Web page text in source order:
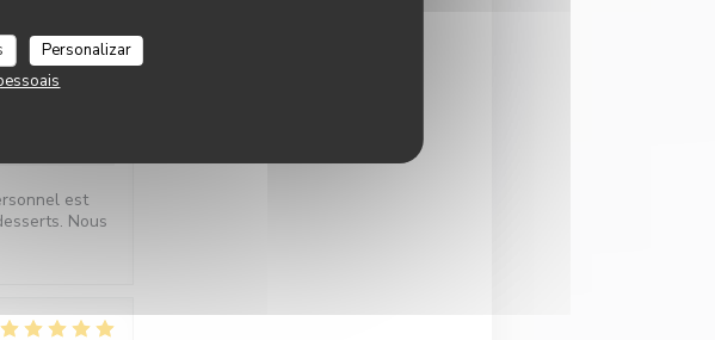
Personalizar
est
Nous